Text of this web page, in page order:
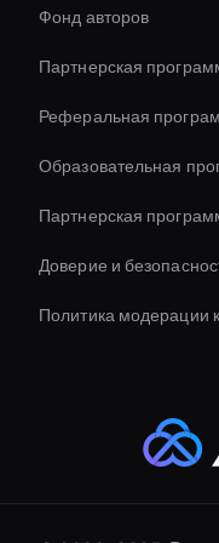
Conversational Ai Avatar
Фонд авторов
Партнерская
Реферальная
Образовательная
Партнерская
Доверие и
Политика модерации